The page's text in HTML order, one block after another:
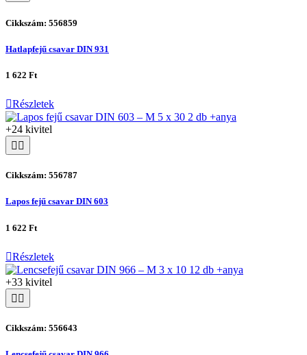
Cikkszám: 556859
Hatlapfejű csavar DIN 931
1 622 Ft
Részletek
+24 kivitel
Cikkszám: 556787
Lapos fejű csavar DIN 603
1 622 Ft
Részletek
+33 kivitel
Cikkszám: 556643